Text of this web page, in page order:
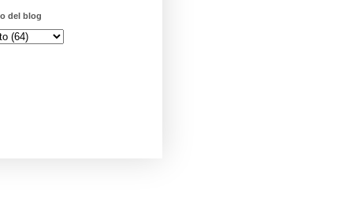
del blog